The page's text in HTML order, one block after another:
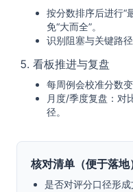
按分数排序后进行“
免“大而全”。
识别阻塞与关键路
看板推进与复盘
每周例会校准分数变
月度/季度复盘：对
径。
核对清单（便于落地
是否对评分口径形